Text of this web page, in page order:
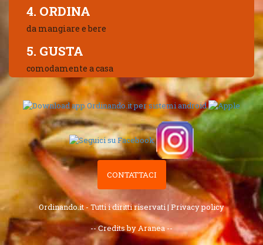
4. ORDINA
da mangiare e bere
5. GUSTA
comodamente a casa
CONTATTACI
Ordinando.it - Tutti i diritti riservati | Privacy policy
-- Credits by Aranea --